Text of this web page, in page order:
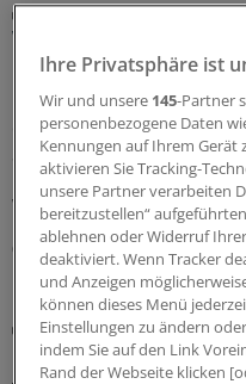
Gemeinsamer
Warum
Bewährungsprobe
Das Verhältnis von
ohne Spannungen.
Spitzenpersonals im
und im
Wünschenswert wäre es.
05.08.2026
Sonderbericht
Biomarker gegen
Ihre Privatsphäre ist
Wir und unsere 145-Partner
personenbezogene Daten
Kennungen auf Ihrem Gerät
aktivieren Sie Tracking-
unsere Partner verarbeiten
bereitzustellen“
ablehnen oder Widerruf
deaktiviert. Wenn Tracker
und Anzeigen
können dieses Menü
Einstellungen zu ändern
indem Sie auf den Link
Rand der Webseite klicken